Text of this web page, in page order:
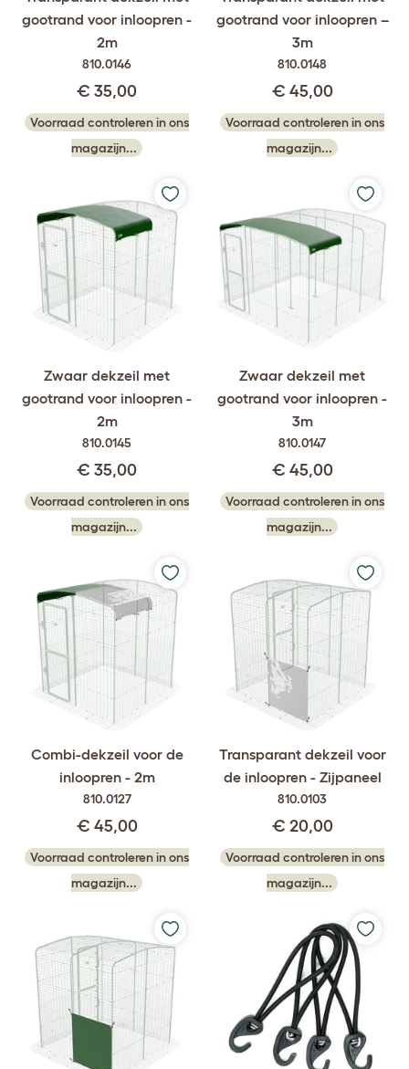
gootrand voor inloopren -
2m
810.0146
€ 35,00
Voorraad controleren in ons
magazijn...
gootrand voor inloopren –
3m
810.0148
€ 45,00
Voorraad controleren in ons
magazijn...
Zwaar dekzeil met
gootrand voor inloopren -
2m
810.0145
€ 35,00
Voorraad controleren in ons
magazijn...
Zwaar dekzeil met
gootrand voor inloopren -
3m
810.0147
€ 45,00
Voorraad controleren in ons
magazijn...
Combi-dekzeil voor de
inloopren - 2m
810.0127
€ 45,00
Voorraad controleren in ons
magazijn...
Transparant dekzeil voor
de inloopren - Zijpaneel
810.0103
€ 20,00
Voorraad controleren in ons
magazijn...